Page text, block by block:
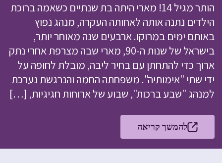
הותר מגיל 14! מארי היתה בת שנתיים כשאמה ברוכת
הילדים נתנה אותה לאחותה העקרה, מנהג נפוץ
באותם ימים במרוקו. ארבעים שנה מאוחר יותר,
בישראל של שנות ה-90, מארי שבה מצרפת אחרי נתק
ארוך כדי להתחתן עם בחיר ליבה, מובלת לחופה על
ידי שתי "אימותיה". משפחתה החמה והנרגשת נערכת
למנהג "שבע ברכות", שבוע של ארוחות חגיגיות, […]
להמשך קריאה